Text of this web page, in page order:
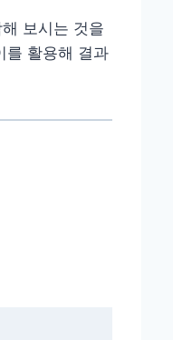
보시는 것을
를 활용해 결과